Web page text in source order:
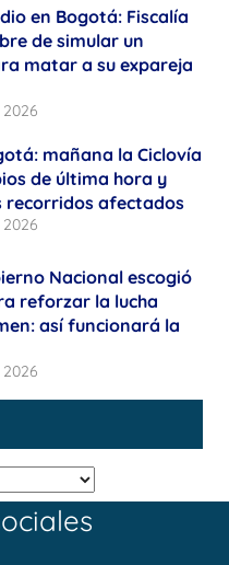
en Bogotá: Fiscalía
de simular un
matar a su expareja
mañana la Ciclovía
de última hora y
recorridos afectados
Nacional escogió
reforzar la lucha
así funcionará la